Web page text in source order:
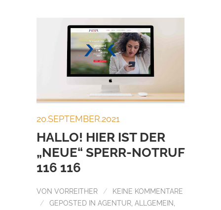
20.SEPTEMBER.2021
HALLO! HIER IST DER
„NEUE“ SPERR-NOTRUF
116 116
VON VORREITHER /
KEINE KOMMENTARE
/
GEPOSTED IN AGENTUR ALLGEMEIN